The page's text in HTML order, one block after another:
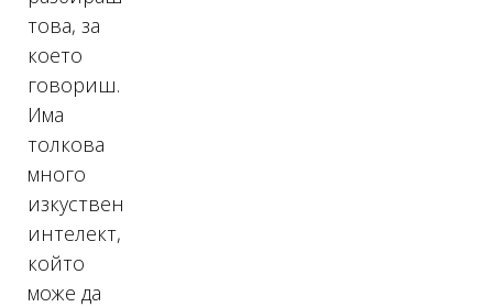
това, за
което
говориш.
Има
толкова
много
изкуствен
интелект,
който
може да